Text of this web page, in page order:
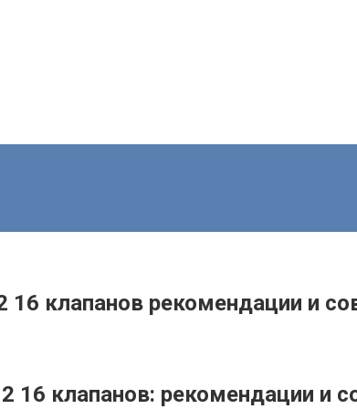
16 клапанов рекомендации и
16 клапанов: рекомендации и